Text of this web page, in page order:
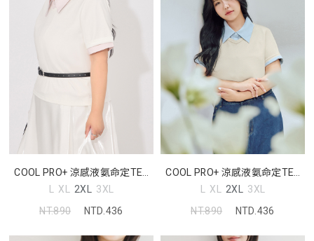
COOL PRO+ 涼感液氨命定TEE
MORE U 中大尺碼上衣
L XL 2XL 3XL
NT.890
NTD.436
COOL PRO+ 涼感液氨命定TEE
MORE U 中大尺碼上衣
L XL 2XL 3XL
NT.890
NTD.436